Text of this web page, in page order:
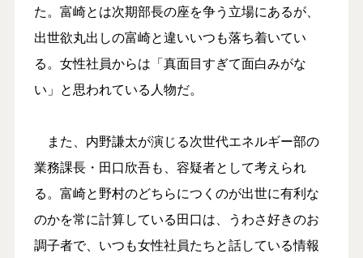
た。富崎とは次期部長の座を争う立場にあるが、
出世欲丸出しの富崎と違いいつも落ち着いてい
る。女性社員からは「真面目すぎて面白みがな
い」と思われている人物だ。
また、内野謙太が演じる次世代エネルギー部の
業務課長・田口欣吾も、容疑者として考えられ
る。富崎と野村のどちらにつくのが出世に有利な
のかを常に計算している田口は、うわさ好きのお
調子者で、いつも女性社員たちと話している情報